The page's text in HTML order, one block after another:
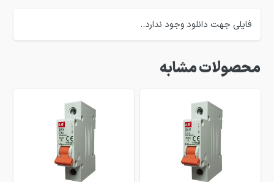
فایلی جهت دانلود وجود ندارد..
محصولات مشابه